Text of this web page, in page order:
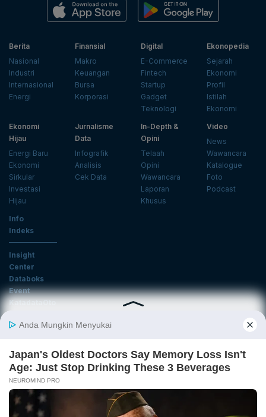
Berita
Nasional
Industri
Internasional
Energi
Finansial
Makro
Keuangan
Bursa
Korporasi
Digital
E-Commerce
Fintech
Startup
Gadget
Teknologi
Ekonopedia
Sejarah
Ekonomi
Profil
Istilah
Ekonomi
Ekonomi
Hijau
Energi Baru
Ekonomi
Sirkular
Investasi
Hijau
Jurnalisme
Data
Infografik
Analisis
Cek Data
In-Depth &
Opini
Telaah
Opini
Wawancara
Laporan
Khusus
Video
News
Wawancara
Katalogue
Foto
Podcast
Info
Indeks
Insight
Center
Databoks
Event
KatadataOto
Email
Daftar